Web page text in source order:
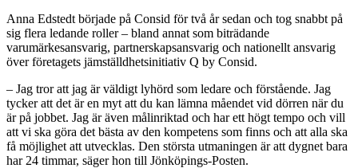
Anna Edstedt började på Consid för två år sedan och tog snabbt på
sig flera ledande roller – bland annat som biträdande
varumärkesansvarig, partnerskapsansvarig och nationellt ansvarig
över företagets jämställdhetsinitiativ Q by Consid.
– Jag tror att jag är väldigt lyhörd som ledare och förstående. Jag
tycker att det är en myt att du kan lämna måendet vid dörren när du
är på jobbet. Jag är även målinriktad och har ett högt tempo och vill
att vi ska göra det bästa av den kompetens som finns och att alla ska
få möjlighet att utvecklas. Den största utmaningen är att dygnet bara
har 24 timmar, säger hon till Jönköpings-Posten.